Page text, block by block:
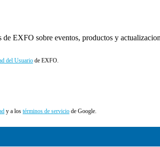
EXFO sobre eventos, productos y
del Usuario de EXFO.
y a los términos de servicio de Google.